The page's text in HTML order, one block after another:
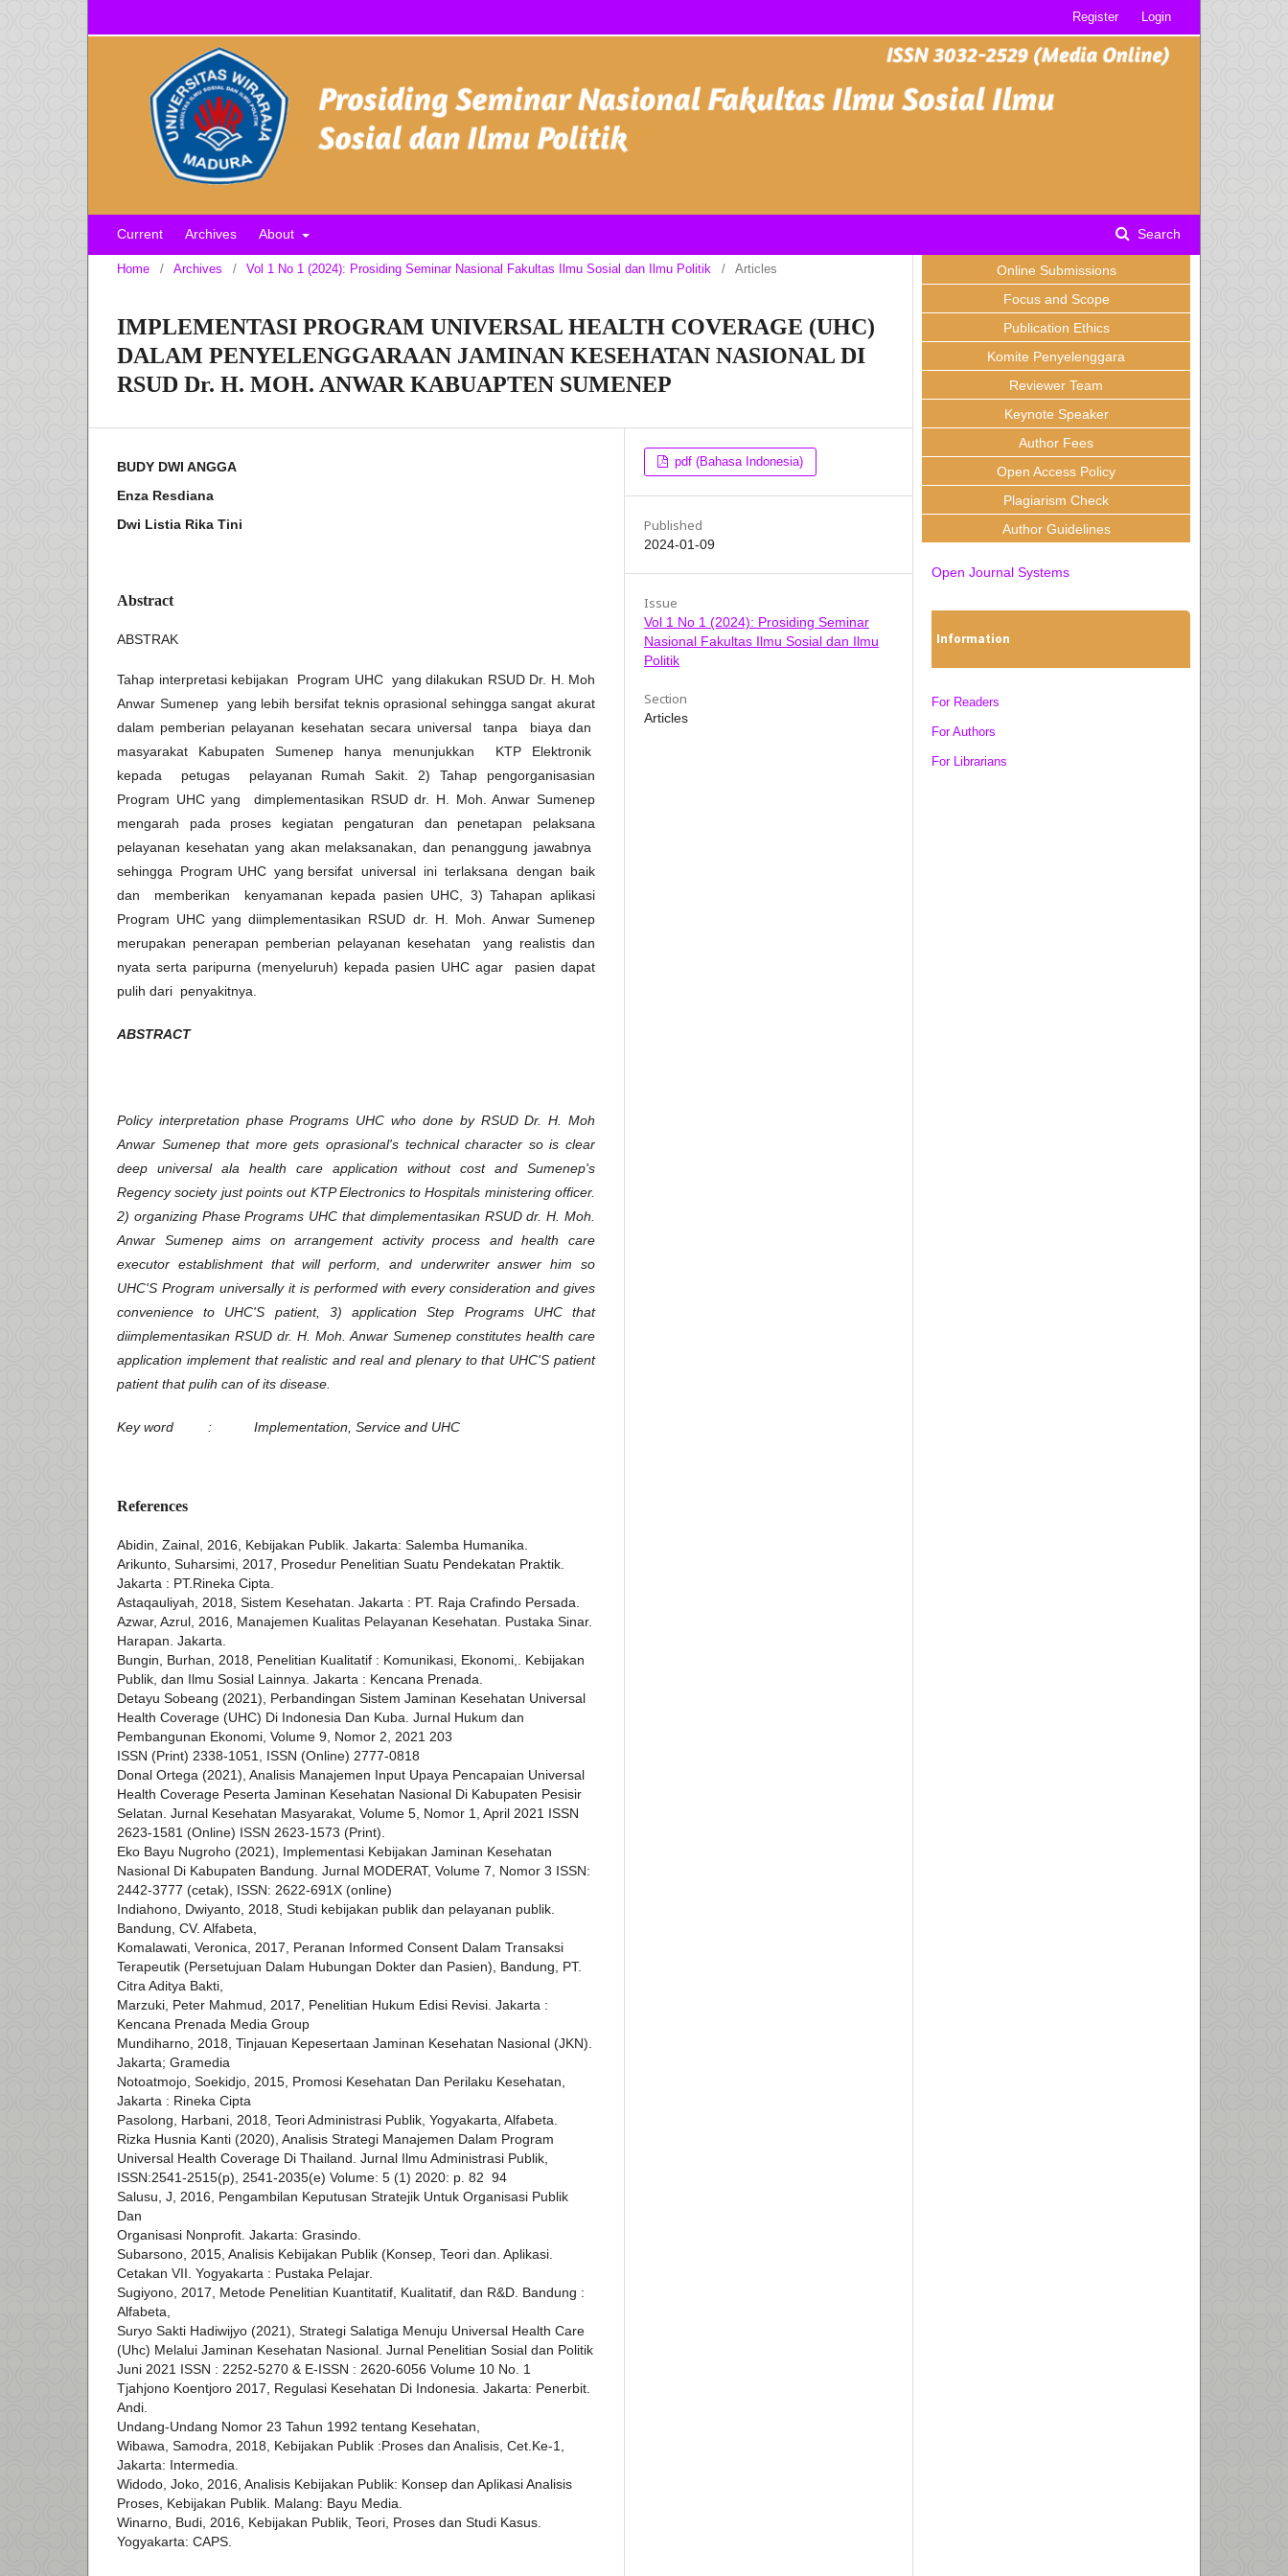
Current Archives About Search
Register Login
Home / Archives / Vol 1 No 1 (2024): Prosiding Seminar Nasional Fakultas Ilmu Sosial dan Ilmu Politik / Articles
IMPLEMENTASI PROGRAM UNIVERSAL HEALTH COVERAGE (UHC)
DALAM PENYELENGGARAAN JAMINAN KESEHATAN NASIONAL DI
RSUD Dr. H. MOH. ANWAR KABUAPTEN SUMENEP
BUDY DWI ANGGA
Enza Resdiana
Dwi Listia Rika Tini
Abstract
ABSTRAK
Tahap interpretasi kebijakan Program UHC yang dilakukan RSUD Dr. H. Moh
Anwar Sumenep yang lebih bersifat teknis oprasional sehingga sangat akurat
dalam pemberian pelayanan kesehatan secara universal tanpa biaya dan
masyarakat Kabupaten Sumenep hanya menunjukkan KTP Elektronik
kepada petugas pelayanan Rumah Sakit. 2) Tahap pengorganisasian
Program UHC yang dimplementasikan RSUD dr. H. Moh. Anwar Sumenep
mengarah pada proses kegiatan pengaturan dan penetapan pelaksana
pelayanan kesehatan yang akan melaksanakan, dan penanggung jawabnya
sehingga Program UHC yang bersifat universal ini terlaksana dengan baik
dan memberikan kenyamanan kepada pasien UHC, 3) Tahapan aplikasi
Program UHC yang diimplementasikan RSUD dr. H. Moh. Anwar Sumenep
merupakan penerapan pemberian pelayanan kesehatan yang realistis dan
nyata serta paripurna (menyeluruh) kepada pasien UHC agar pasien dapat
pulih dari penyakitnya.
ABSTRACT
Policy interpretation phase Programs UHC who done by RSUD Dr. H. Moh
Anwar Sumenep that more gets oprasional's technical character so is clear
deep universal ala health care application without cost and Sumenep's
Regency society just points out KTP Electronics to Hospitals ministering officer.
2) organizing Phase Programs UHC that dimplementasikan RSUD dr. H. Moh.
Anwar Sumenep aims on arrangement activity process and health care
executor establishment that will perform, and underwriter answer him so
UHC'S Program universally it is performed with every consideration and gives
convenience to UHC'S patient, 3) application Step Programs UHC that
diimplementasikan RSUD dr. H. Moh. Anwar Sumenep constitutes health care
application implement that realistic and real and plenary to that UHC'S patient
patient that pulih can of its disease.
Key word : Implementation, Service and UHC
References
Abidin, Zainal, 2016, Kebijakan Publik. Jakarta: Salemba Humanika.
Arikunto, Suharsimi, 2017, Prosedur Penelitian Suatu Pendekatan Praktik.
Jakarta : PT.Rineka Cipta.
Astaqauliyah, 2018, Sistem Kesehatan. Jakarta : PT. Raja Crafindo Persada.
Azwar, Azrul, 2016, Manajemen Kualitas Pelayanan Kesehatan. Pustaka Sinar.
Harapan. Jakarta.
Bungin, Burhan, 2018, Penelitian Kualitatif : Komunikasi, Ekonomi,. Kebijakan
Publik, dan Ilmu Sosial Lainnya. Jakarta : Kencana Prenada.
Detayu Sobeang (2021), Perbandingan Sistem Jaminan Kesehatan Universal
Health Coverage (UHC) Di Indonesia Dan Kuba. Jurnal Hukum dan
Pembangunan Ekonomi, Volume 9, Nomor 2, 2021 203
ISSN (Print) 2338-1051, ISSN (Online) 2777-0818
Donal Ortega (2021), Analisis Manajemen Input Upaya Pencapaian Universal
Health Coverage Peserta Jaminan Kesehatan Nasional Di Kabupaten Pesisir
Selatan. Jurnal Kesehatan Masyarakat, Volume 5, Nomor 1, April 2021 ISSN
2623-1581 (Online) ISSN 2623-1573 (Print).
Eko Bayu Nugroho (2021), Implementasi Kebijakan Jaminan Kesehatan
Nasional Di Kabupaten Bandung. Jurnal MODERAT, Volume 7, Nomor 3 ISSN:
2442-3777 (cetak), ISSN: 2622-691X (online)
Indiahono, Dwiyanto, 2018, Studi kebijakan publik dan pelayanan publik.
Bandung, CV. Alfabeta,
Komalawati, Veronica, 2017, Peranan Informed Consent Dalam Transaksi
Terapeutik (Persetujuan Dalam Hubungan Dokter dan Pasien), Bandung, PT.
Citra Aditya Bakti,
Marzuki, Peter Mahmud, 2017, Penelitian Hukum Edisi Revisi. Jakarta :
Kencana Prenada Media Group
Mundiharno, 2018, Tinjauan Kepesertaan Jaminan Kesehatan Nasional (JKN).
Jakarta; Gramedia
Notoatmojo, Soekidjo, 2015, Promosi Kesehatan Dan Perilaku Kesehatan,
Jakarta : Rineka Cipta
Pasolong, Harbani, 2018, Teori Administrasi Publik, Yogyakarta, Alfabeta.
Rizka Husnia Kanti (2020), Analisis Strategi Manajemen Dalam Program
Universal Health Coverage Di Thailand. Jurnal Ilmu Administrasi Publik,
ISSN:2541-2515(p), 2541-2035(e) Volume: 5 (1) 2020: p. 82  94
Salusu, J, 2016, Pengambilan Keputusan Stratejik Untuk Organisasi Publik
Dan
Organisasi Nonprofit. Jakarta: Grasindo.
Subarsono, 2015, Analisis Kebijakan Publik (Konsep, Teori dan. Aplikasi.
Cetakan VII. Yogyakarta : Pustaka Pelajar.
Sugiyono, 2017, Metode Penelitian Kuantitatif, Kualitatif, dan R&D. Bandung :
Alfabeta,
Suryo Sakti Hadiwijyo (2021), Strategi Salatiga Menuju Universal Health Care
(Uhc) Melalui Jaminan Kesehatan Nasional. Jurnal Penelitian Sosial dan Politik
Juni 2021 ISSN : 2252-5270 & E-ISSN : 2620-6056 Volume 10 No. 1
Tjahjono Koentjoro 2017, Regulasi Kesehatan Di Indonesia. Jakarta: Penerbit.
Andi.
Undang-Undang Nomor 23 Tahun 1992 tentang Kesehatan,
Wibawa, Samodra, 2018, Kebijakan Publik :Proses dan Analisis, Cet.Ke-1,
Jakarta: Intermedia.
Widodo, Joko, 2016, Analisis Kebijakan Publik: Konsep dan Aplikasi Analisis
Proses, Kebijakan Publik. Malang: Bayu Media.
Winarno, Budi, 2016, Kebijakan Publik, Teori, Proses dan Studi Kasus.
Yogyakarta: CAPS.
pdf (Bahasa Indonesia)
Published
2024-01-09
Issue
Vol 1 No 1 (2024): Prosiding Seminar
Nasional Fakultas Ilmu Sosial dan Ilmu
Politik
Section
Articles
Online Submissions
Focus and Scope
Publication Ethics
Komite Penyelenggara
Reviewer Team
Keynote Speaker
Author Fees
Open Access Policy
Plagiarism Check
Author Guidelines
Open Journal Systems
Information
For Readers
For Authors
For Librarians